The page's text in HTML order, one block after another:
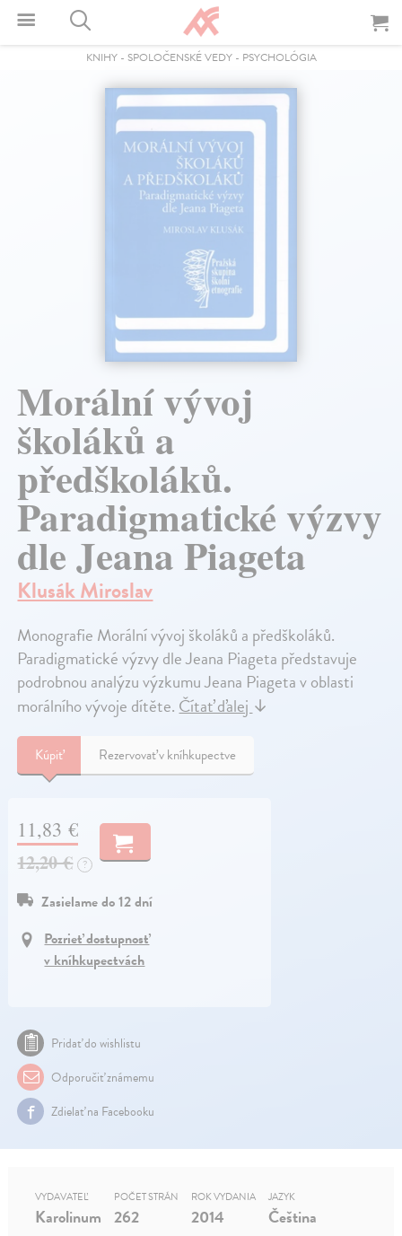
KNIHY- SPOLOČENSKÉ VEDY- PSYCHOLÓGIA
Morální vývoj
školáků a
předškoláků.
Paradigmatické výzvy
dle Jeana Piageta
Klusák Miroslav
Monografie Morální vývoj školáků a předškoláků.
Paradigmatické výzvy dle Jeana Piageta představuje
podrobnou analýzu výzkumu Jeana Piageta v oblasti
morálního vývoje dítěte. Čítať ďalej ↓
Kúpiť Rezervovať v kníhkupectve
11,83 €
12,20 € ?
Zasielame do 12 dní
Pozrieť dostupnosť
v kníhkupectvách
Pridať do wishlistu
Odporučiť známemu
Zdielať na Facebooku
VYDAVATEĽ
Karolinum
POČET STRÁN
262
ROK VYDANIA
2014
JAZYK
Čeština